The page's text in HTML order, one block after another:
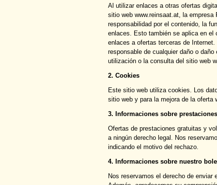
Al utilizar enlaces a otras ofertas
sitio web www.reinsaat.at, la empresa
responsabilidad por el contenido, la
enlaces. Esto también se aplica en el
enlaces a ofertas terceras de
responsable de cualquier daño o
utilización o la consulta del sitio web
2. Cookies
Este sitio web utiliza cookies. Los
sitio web y para la mejora de la oferta
3. Informaciones sobre
Ofertas de prestaciones gratuitas y
a ningún derecho legal. Nos
indicando el motivo del rechazo.
4. Informaciones sobre nuestro
Nos reservamos el derecho de enviar